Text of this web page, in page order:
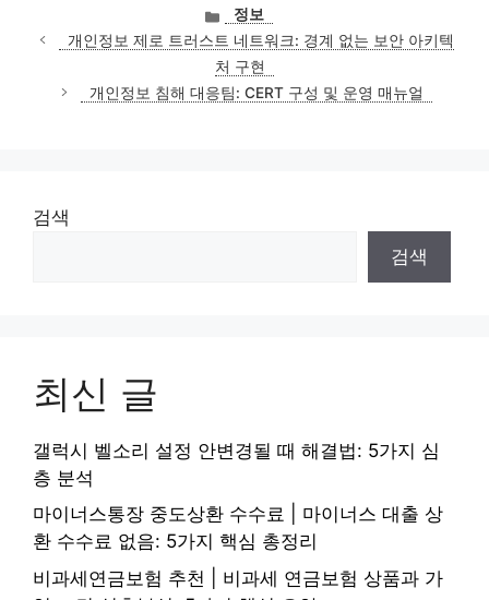
카
테
고
리
정보
개인정보 제로 트러스트 네트워크: 경계 없는 보안 아키텍
처 구현
개인정보 침해 대응팀: CERT 구성 및 운영 매뉴얼
검색
검색
최신 글
갤럭시 벨소리 설정 안변경될 때 해결법: 5가지 심
층 분석
마이너스통장 중도상환 수수료 | 마이너스 대출 상
환 수수료 없음: 5가지 핵심 총정리
비과세연금보험 추천 | 비과세 연금보험 상품과 가